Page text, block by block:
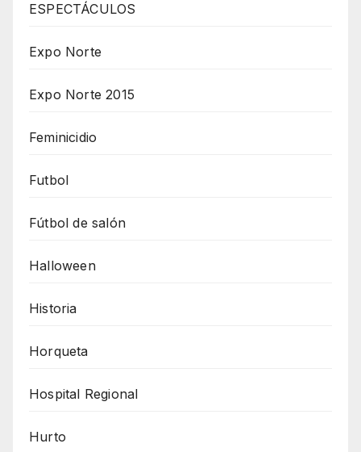
ESPECTÁCULOS
Expo Norte
Expo Norte 2015
Feminicidio
Futbol
Fútbol de salón
Halloween
Historia
Horqueta
Hospital Regional
Hurto